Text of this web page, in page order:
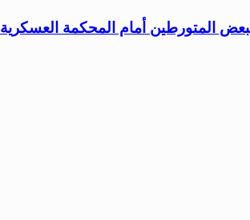
المتورطين أمام المحكمة العسكرية